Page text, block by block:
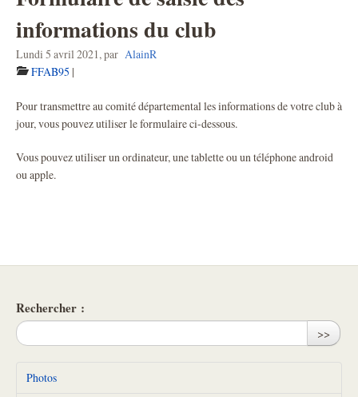
Photos
informations du club
Lundi 5 avril 2021,par AlainR
FFAB95 |
Pour transmettre au comité départemental les informations de votre club à
jour, vous pouvez utiliser le formulaire ci-dessous.
Vous pouvez utiliser un ordinateur, une tablette ou un téléphone android
ou apple.
Rechercher :
>>
Photos